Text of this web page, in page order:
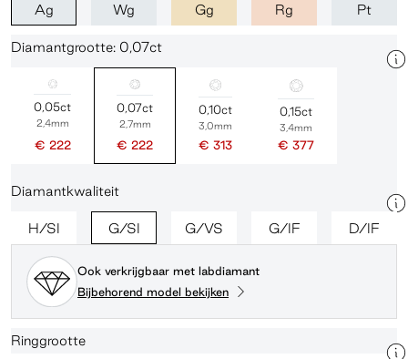
Ag Wg Gg Rg Pt
Diamantgrootte: 0,07ct
0,05ct
2,4mm
€ 222
0,07ct
2,7mm
€ 222
0,10ct
3,0mm
€ 313
0,15ct
3,4mm
€ 377
Diamantkwaliteit
H/SI G/SI G/VS G/IF D/IF
Ook verkrijgbaar met labdiamant
Bijbehorend model bekijken
Ringgrootte